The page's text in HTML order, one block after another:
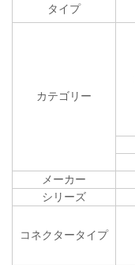
タイプ
カテゴリー
メーカー
シリーズ
コネクタータイプ